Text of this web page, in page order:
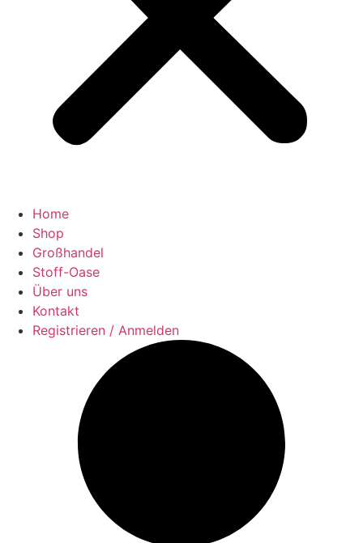
Home
Shop
Großhandel
Stoff-Oase
Über uns
Kontakt
Registrieren / Anmelden